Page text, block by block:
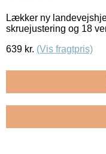
Lækker ny
skruejustering og 18
639 kr. (Vis fragtpris)